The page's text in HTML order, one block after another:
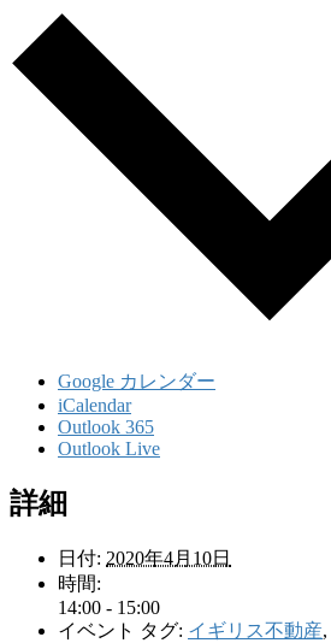
Google カレンダー
iCalendar
Outlook 365
Outlook Live
詳細
日付: 2020年4月10日
時間:
14:00 - 15:00
イベント タグ: イギリス不動産,